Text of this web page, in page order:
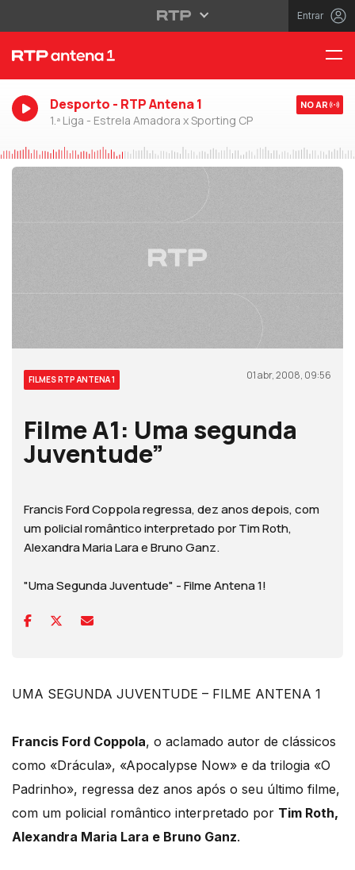
Entrar
Desporto - RTP Antena 1
1.ª Liga - Estrela Amadora x Sporting CP
NO AR
FILMES RTP ANTENA 1 01 abr, 2008, 09:56
Filme A1: Uma segunda
Juventude”
Francis Ford Coppola regressa, dez anos depois, com
um policial romântico interpretado por Tim Roth,
Alexandra Maria Lara e Bruno Ganz.
"Uma Segunda Juventude" - Filme Antena 1!
UMA SEGUNDA JUVENTUDE – FILME ANTENA 1
Francis Ford Coppola, o aclamado autor de clássicos
como «Drácula», «Apocalypse Now» e da trilogia «O
Padrinho», regressa dez anos após o seu último filme,
com um policial romântico interpretado por Tim Roth,
Alexandra Maria Lara e Bruno Ganz.